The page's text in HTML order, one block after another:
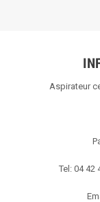
Aspirateur
Tel: 04 42